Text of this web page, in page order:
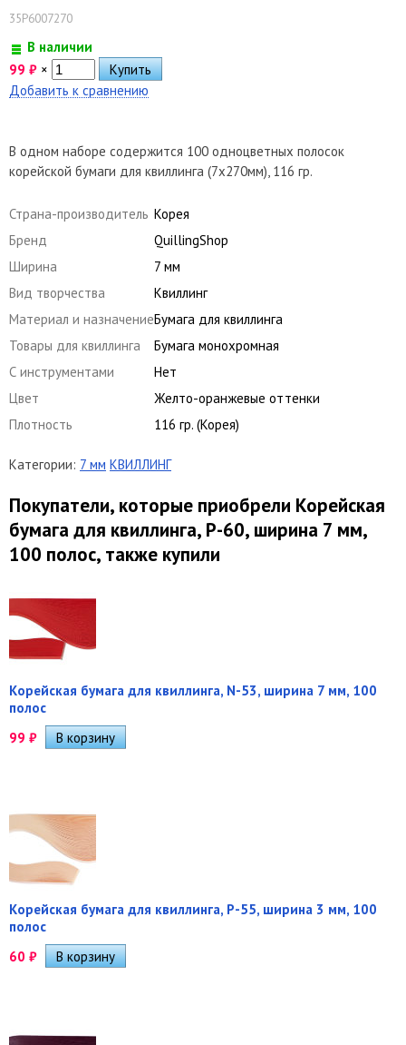
35P6007270
В наличии
99 ₽ ×
Добавить к сравнению
В одном наборе содержится 100 одноцветных полосок
корейской бумаги для квиллинга (7х270мм), 116 гр.
Страна-производитель Корея
Бренд
QuillingShop
Ширина
7 мм
Вид творчества
Квиллинг
Материал и назначениеБумага для квиллинга
Товары для квиллинга
Бумага монохромная
С инструментами
Нет
Цвет
Желто-оранжевые оттенки
Плотность
116 гр. (Корея)
Категории: 7 мм КВИЛЛИНГ
Покупатели, которые приобрели Корейская
бумага для квиллинга, P-60, ширина 7 мм,
100 полос, также купили
Корейская бумага для квиллинга, N-53, ширина 7 мм, 100
полос
99 ₽
Корейская бумага для квиллинга, P-55, ширина 3 мм, 100
полос
60 ₽